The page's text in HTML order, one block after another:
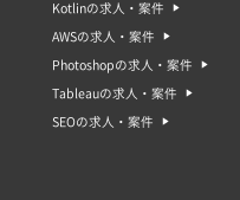
Kotlinの求人・案件
AWSの求人・案件
Photoshopの求人・案件
Tableauの求人・案件
SEOの求人・案件